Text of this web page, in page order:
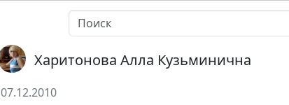
Харитонова Алла Кузьминична
07.12.2010